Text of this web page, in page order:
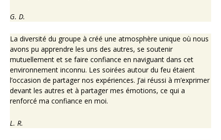
G. D.
La diversité du groupe à créé une atmosphère unique où nous
avons pu apprendre les uns des autres, se soutenir
mutuellement et se faire confiance en naviguant dans cet
environnement inconnu. Les soirées autour du feu étaient
l’occasion de partager nos expériences. J’ai réussi à m’exprimer
devant les autres et à partager mes émotions, ce qui a
renforcé ma confiance en moi.
L. R.